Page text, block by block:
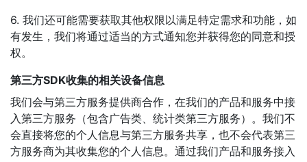
6. 我们还可能需要获取其他权限以满足特定需求和功能，如
有发生，我们将通过适当的方式通知您并获得您的同意和授
权。
第三方SDK收集的相关设备信息
我们会与第三方服务提供商合作，在我们的产品和服务中接
入第三方服务（包含广告类、统计类第三方服务）。我们不
会直接将您的个人信息与第三方服务共享，也不会代表第三
方服务商为其收集您的个人信息。通过我们产品和服务接入